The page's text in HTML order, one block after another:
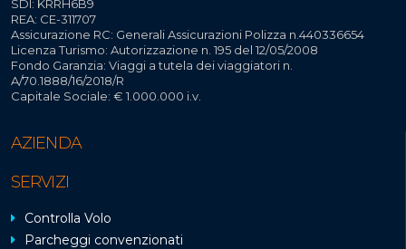
SDI: KRRH6B9
REA: CE-311707
Assicurazione RC: Generali Assicurazioni Polizza n.440336654
Licenza Turismo: Autorizzazione n. 195 del 12/05/2008
Fondo Garanzia: Viaggi a tutela dei viaggiatori n.
A/70.1888/16/2018/R
Capitale Sociale: € 1.000.000 i.v.
AZIENDA
SERVIZI
Controlla Volo
Parcheggi convenzionati